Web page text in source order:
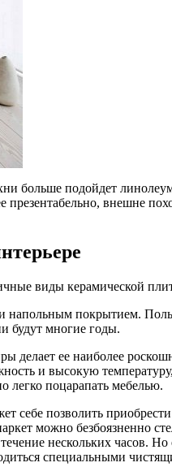
больше подойдет
внешне
виды керамической
напольным покрытием.
будут многие годы.
делает ее наиболее
и высокую
легко поцарапать мебелью.
позволить
можно безбоязненно
нескольких часов.
специальными